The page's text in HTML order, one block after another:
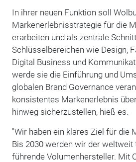
In ihrer neuen Funktion soll
Markenerlebnisstrategie für die
erarbeiten und als zentrale
Schlüsselbereichen wie Design,
Digital Business und
werde sie die Einführung und
globalen Brand Governance
konsistentes Markenerlebnis
hinweg sicherzustellen, hieß es.
"Wir haben ein klares Ziel für die
Bis 2030 werden wir der
führende Volumenhersteller. Mit